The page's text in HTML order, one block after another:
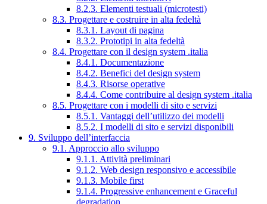
8.2.3. Elementi testuali (microtesti)
8.3. Progettare e costruire in alta fedeltà
8.3.1. Layout di pagina
8.3.2. Prototipi in alta fedeltà
8.4. Progettare con il design system .italia
8.4.1. Documentazione
8.4.2. Benefici del design system
8.4.3. Risorse operative
8.4.4. Come contribuire al design system .italia
8.5. Progettare con i modelli di sito e servizi
8.5.1. Vantaggi dell’utilizzo dei modelli
8.5.2. I modelli di sito e servizi disponibili
9. Sviluppo dell’interfaccia
9.1. Approccio allo sviluppo
9.1.1. Attività preliminari
9.1.2. Web design responsivo e accessibile
9.1.3. Mobile first
9.1.4. Progressive enhancement e Graceful
degradation